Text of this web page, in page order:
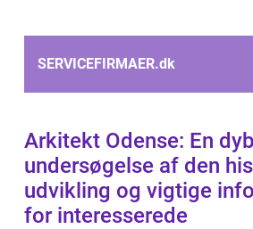
SERVICEFIRMAER.dk
Arkitekt Odense: En
undersøgelse af den
udvikling og vigtige
for interesserede